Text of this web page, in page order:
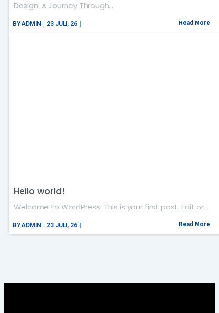
BYADMIN 23 JULI, 26
Design: A Journey Through…
Read More
Hello world!
BY ADMIN | 23 JULI, 26 |
Welcome to WordPress. This is your first post. Edit or…
Read More